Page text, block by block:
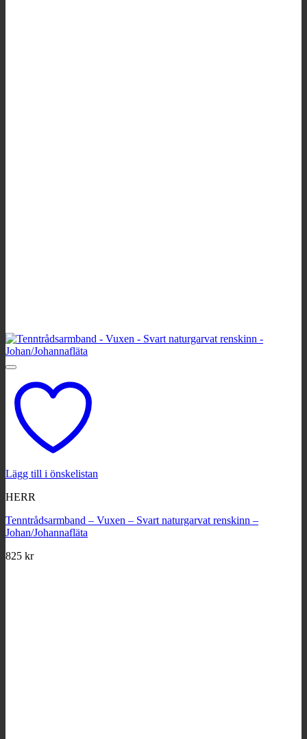
Lägg till i önskelistan
HERR
Tenntrådsarmband – Vuxen – Svart naturgarvat renskinn –
Johan/Johannafläta
825 kr